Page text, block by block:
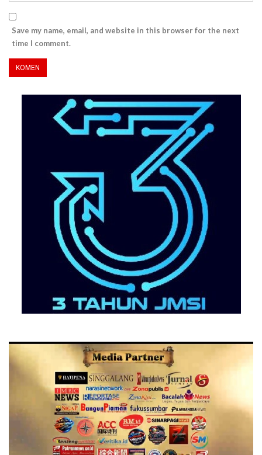
Save my name, email, and website in this browser for the next
time I comment.